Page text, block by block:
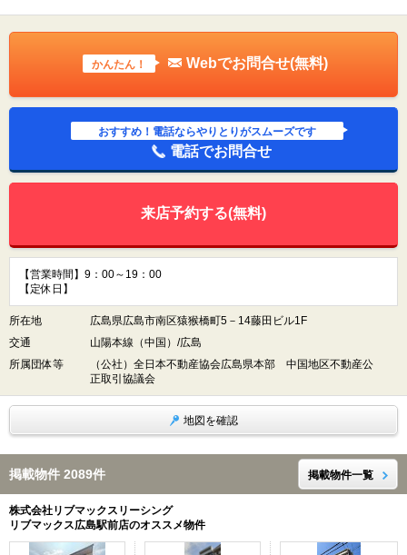
かんたん！ Webでお問合せ(無料)
おすすめ！電話ならやりとりがスムーズです
電話でお問合せ
来店予約する(無料)
【営業時間】9：00～19：00
【定休日】
所在地
広島県広島市南区猿猴橋町5－14藤田ビル1F
交通
山陽本線（中国）/広島
所属団体等
（公社）全日本不動産協会広島県本部 中国地区不動産公
正取引協議会
地図を確認
掲載物件 2089件 掲載物件一覧
株式会社リブマックスリーシング
リブマックス広島駅前店のオススメ物件